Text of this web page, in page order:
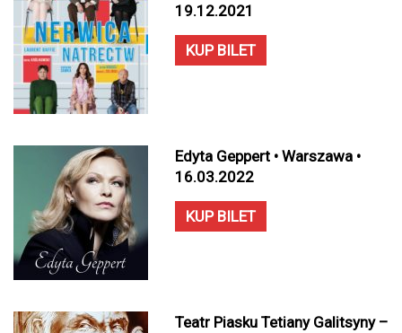
19.12.2021
KUP BILET
Edyta Geppert • Warszawa •
16.03.2022
KUP BILET
Teatr Piasku Tetiany Galitsyny –